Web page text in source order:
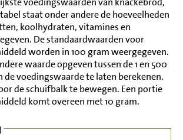
staat onder andere de hoeveelheden
koolhydraten, vitamines en
De standaardwaarden voor
worden in 100 gram weergegeven.
waarde opgeven tussen de 1 en 500
de voedingswaarde te laten berekenen.
de schuifbalk te bewegen. Een portie
komt overeen met 10 gram.